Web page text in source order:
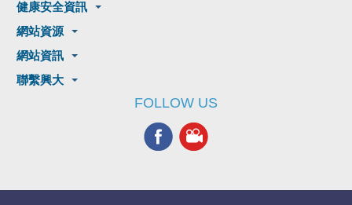
健康安全資訊
網站資源
網站資訊
聯繫興大
FOLLOW US